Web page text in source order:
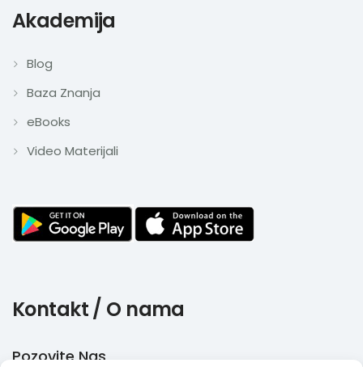
Akademija
Blog
Baza Znanja
eBooks
Video Materijali
Kontakt / O nama
Pozovite Nas